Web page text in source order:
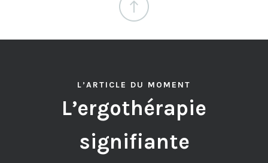
L’ARTICLE DU MOMENT
L’ergothérapie
signifiante